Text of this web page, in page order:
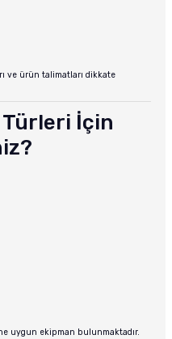
ve ürün talimatları dikkate
İçin
uygun ekipman bulunmaktadır.